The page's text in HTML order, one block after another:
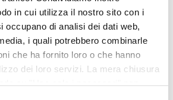
in cui utilizza il nostro sito con i
occupano di analisi dei dati web,
i quali potrebbero combinarle
che ha fornito loro o che hanno
dei loro servizi. La mera chiusura
su "Usa solo i necessari" non
Prezzi e sconti esposti
offertePromozioni online 30 anni
FridayCyber Monday
di venditaCondizioni